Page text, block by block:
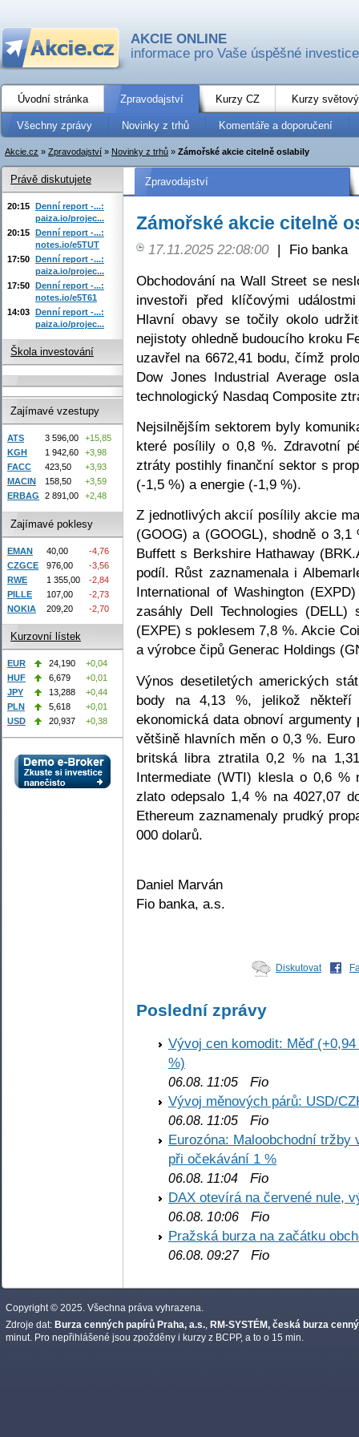
AKCIE ONLINE
informace pro Vaše úspěšné investice
Úvodní stránka Zpravodajství Kurzy CZ Kurzy
Všechny zprávy Novinky z trhů Komentáře a doporučení
Akcie.cz » Zpravodajství » Novinky z trhů » Zámořské akcie citelně oslabily
Zpravodajství
Zámořské akcie citelně
17.11.2025 22:08:00 |
Fio banka
Obchodování na Wall Street se
investoři před klíčovými
Hlavní obavy se točily okolo
nejistoty ohledně budoucího kroku
uzavřel na 6672,41 bodu, čímž
Dow Jones Industrial Average
technologický Nasdaq Composite
Nejsilnějším sektorem byly
které posílily o 0,8 %. Zdravotní
ztráty postihly finanční sektor s
(-1,5 %) a energie (-1,9 %).
Z jednotlivých akcií posílily akcie
(GOOG) a (GOOGL), shodně o
Buffett s Berkshire Hathaway
podíl. Růst zaznamenala i
International of Washington
zasáhly Dell Technologies
(EXPE) s poklesem 7,8 %. Akcie
a výrobce čipů Generac Holdings
Výnos desetiletých amerických
body na 4,13 %, jelikož někteří
ekonomická data obnoví
většině hlavních měn o 0,3 %.
britská libra ztratila 0,2 % na
Intermediate (WTI) klesla o 0,6 %
zlato odepsalo 1,4 % na 4027,07
Ethereum zaznamenaly prudký
000 dolarů.
Daniel Marván
Fio banka, a.s.
Diskutovat
Poslední zprávy
Vývoj cen komodit: Měď
%)
06.08. 11:05 Fio
Vývoj měnových párů: USD/
06.08. 11:05 Fio
Eurozóna: Maloobchodní
při očekávání 1 %
06.08. 11:04 Fio
DAX otevírá na červené nule,
06.08. 10:06 Fio
Pražská burza na začátku
06.08. 09:27Fio
Právě diskutujete
20:15 Denní report -...:
paiza.io/projec...
20:15 Denní report -...:
notes.io/e5TUT
17:50 Denní report -...:
paiza.io/projec...
17:50 Denní report -...:
notes.io/e5T61
14:03 Denní report -...:
paiza.io/projec...
Škola investování
Zajímavé vzestupy
ATS 3 596,00
+15,85
KGH
1 942,60
+3,98
FACC
423,50
+3,93
MACIN
158,50
+3,59
ERBAG
2 891,00 +2,48
Zajímavé poklesy
EMAN 40,00
-4,76
CZGCE
976,00
-3,56
RWE
1 355,00
-2,84
PILLE
107,00
-2,73
NOKIA
209,20 -2,70
Kurzovní lístek
EUR 24,190
+0,04
HUF
6,679
+0,01
JPY
13,288
+0,44
PLN
5,618
+0,01
USD
20,937 +0,38
Copyright © 2025. Všechna práva vyhrazena.
Zdroje dat: Burza cenných papírů Praha, a.s. RM-SYSTÉM, česká burza
minut. Pro nepřihlášené jsou zpožděny i kurzy z BCPP, a to o 15 min.